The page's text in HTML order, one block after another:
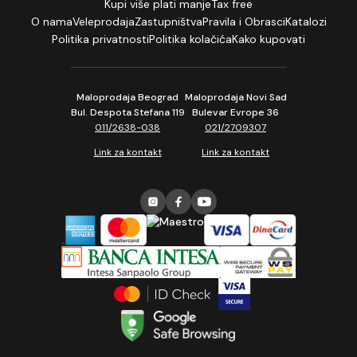
Kupi više plati manjeTax free
O namaVeleprodajaZastupništvaPravila i ObrasciKatalozi
Politika privatnostiPolitika kolačićaKako kupovati
Maloprodaja Beograd
Bul. Despota Stefana 119
011/2638-038
Link za kontakt
Maloprodaja Novi Sad
Bulevar Evrope 36
021/2709307
Link za kontakt